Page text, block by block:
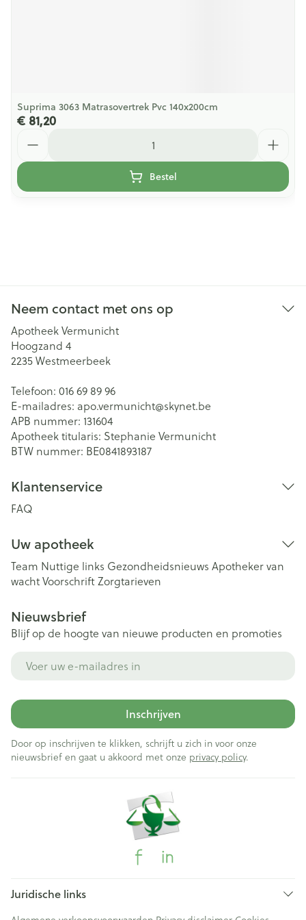
Suprima 3063 Matrasovertrek Pvc 140x200cm
€ 81,20
Bestel
Neem contact met ons op
Apotheek Vermunicht
Hoogzand 4
2235Westmeerbeek
Telefoon: 016 69 89 96
E-mailadres: apo.vermunicht@skynet.be
APB nummer: 131604
Apotheek titularis: Stephanie Vermunicht
BTW nummer: BE0841893187
Klantenservice
FAQ
Uw apotheek
Team Nuttige links Gezondheidsnieuws Apotheker van
wachtVoorschriftZorgtarieven
Nieuwsbrief
Blijf op de hoogte van nieuwe producten en promoties
Inschrijven
Door op inschrijven te klikken, schrijft u zich in voor onze
nieuwsbrief en gaat u akkoord met onze privacy policy.
Juridische links